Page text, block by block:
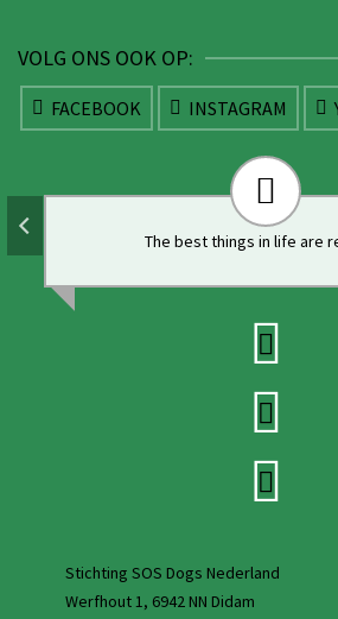
VOLG ONS OOK OP:
FACEBOOK INSTAGRAM
The best things in life are
Stichting SOS Dogs Nederland
Werfhout 1, 6942 NN Didam